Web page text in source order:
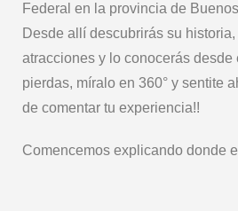
Federal en la provincia de
Desde allí descubrirás su
atracciones y lo conocerás desde
pierdas, míralo en 360° y sentite
de comentar tu experiencia!!
Comencemos explicando donde